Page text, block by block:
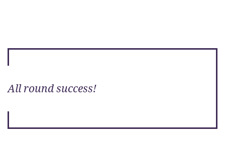
All round success!